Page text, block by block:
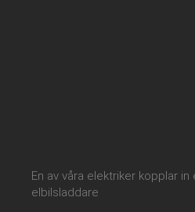
En av våra elektriker kopplar
elbilsladdare